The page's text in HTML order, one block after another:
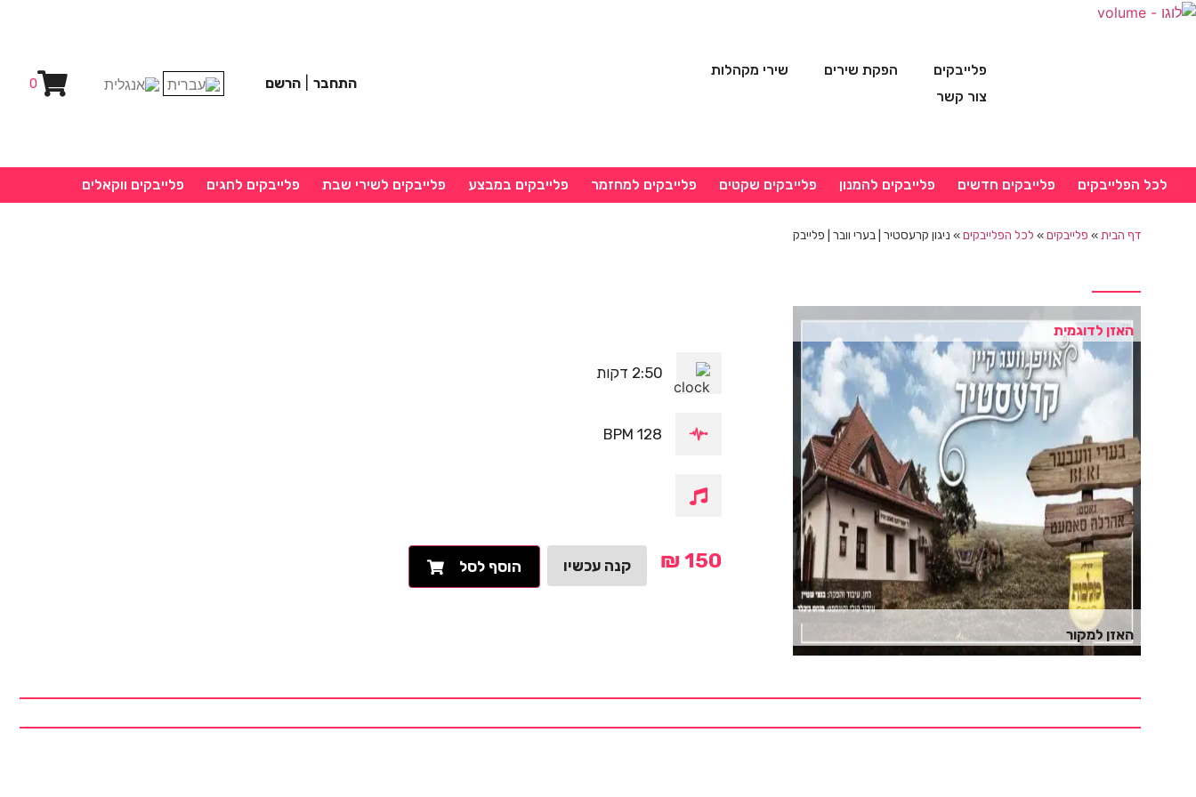
פלייבקים הפקת שירים
שירי מקהלות
צור קשר
התחבר הרשם 0
לכל הפלייבקים פלייבקים חדשים פלייבקים להמנון פלייבקים שקטים פלייבקים למחזמר פלייבקים במבצע פלייבקים לשירי שבת פלייבקים לחגים פלייבקים ווקאלים
דף הבית » פלייבקים» לכל הפלייבקים» ניגון קרעסטיר | בערי וובר | פלייבק
האזן לדוגמית
האזן למקור
2:50 דקות
128 BPM
₪ 150 קנה עכשיו הוסף לסל